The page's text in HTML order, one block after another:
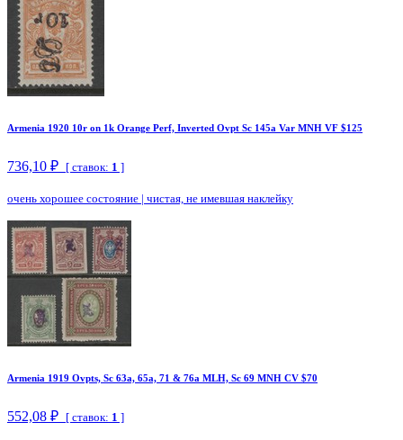
Armenia 1920 10r on 1k Orange Perf, Inverted Ovpt Sc 145a Var MNH VF $125
736,10 ₽ [ ставок: 1 ]
очень хорошее состояние | чистая, не имевшая наклейку
Armenia 1919 Ovpts, Sc 63a, 65a, 71 & 76a MLH, Sc 69 MNH CV $70
552,08 ₽ [ ставок: 1 ]